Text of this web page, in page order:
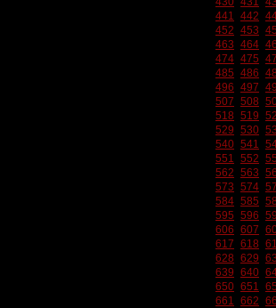
441 442
452 453
463 464
474 475
485 486
496 497
507 508
518 519
529 530
540 541
551 552
562 563
573 574
584 585
595 596
606 607
617 618
628 629
639 640
650 651
661 662